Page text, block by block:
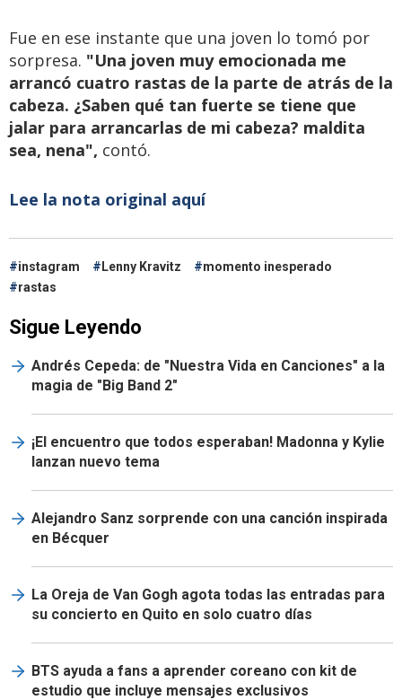
Fue en ese instante que una joven lo tomó por
sorpresa. "Una joven muy emocionada me
arrancó cuatro rastas de la parte de atrás de la
cabeza. ¿Saben qué tan fuerte se tiene que
jalar para arrancarlas de mi cabeza? maldita
sea, nena", contó.
Lee la nota original aquí
instagram Lenny Kravitz
momento inesperado
rastas
Sigue Leyendo
Andrés Cepeda: de "Nuestra Vida en Canciones" a la
magia de "Big Band 2"
¡El encuentro que todos esperaban! Madonna y Kylie
lanzan nuevo tema
Alejandro Sanz sorprende con una canción inspirada
en Bécquer
La Oreja de Van Gogh agota todas las entradas para
su concierto en Quito en solo cuatro días
BTS ayuda a fans a aprender coreano con kit de
estudio que incluye mensajes exclusivos